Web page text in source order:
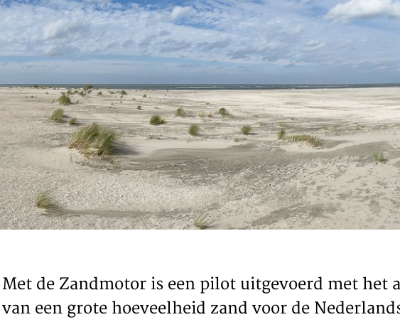
NIEUWS
TEAM
CONTACT
Met de Zandmotor is een pilot uitgevoerd met het
van een grote hoeveelheid zand voor de